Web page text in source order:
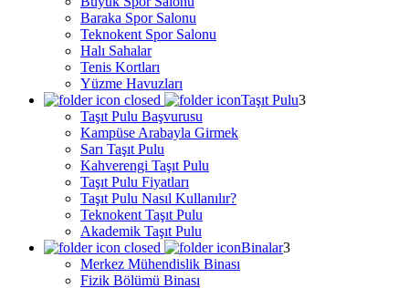
Baraka Spor Salonu
Teknokent Spor Salonu
Halı Sahalar
Tenis Kortları
Yüzme Havuzları
Taşıt Pulu
Taşıt Pulu Başvurusu
Kampüse Arabayla Girmek
Sarı Taşıt Pulu
Kahverengi Taşıt Pulu
Taşıt Pulu Fiyatları
Taşıt Pulu Nasıl Kullanılır?
Teknokent Taşıt Pulu
Akademik Taşıt Pulu
Binalar
Merkez Mühendislik Binası
Fizik Bölümü Binası